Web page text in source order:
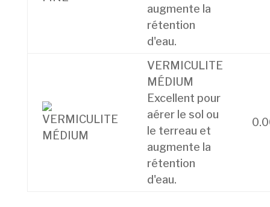
augmente la
rétention
d'eau.
VERMICULITE
MÉDIUM
Excellent pour
aérer le sol ou
le terreau et
augmente la
rétention
d'eau.